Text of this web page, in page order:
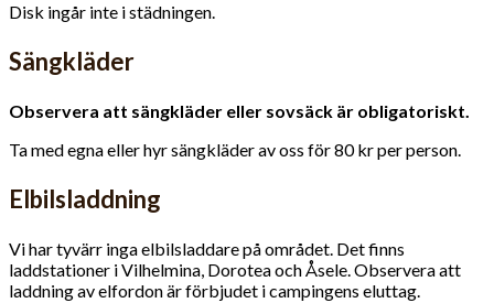
Disk ingår inte i städningen.
Sängkläder
Observera att sängkläder eller sovsäck är obligatoriskt.
Ta med egna eller hyr sängkläder av oss för 80 kr per person.
Elbilsladdning
Vi har tyvärr inga elbilsladdare på området. Det finns
laddstationer i Vilhelmina, Dorotea och Åsele. Observera att
laddning av elfordon är förbjudet i campingens eluttag.